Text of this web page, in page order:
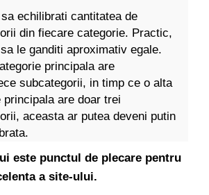
sa echilibrati cantitatea de
din fiecare categorie. Practic,
le ganditi aproximativ egale.
principala are
subcategorii, in timp ce o alta
principala are doar trei
aceasta ar putea deveni putin
este punctul de plecare pentru
a site-ului.